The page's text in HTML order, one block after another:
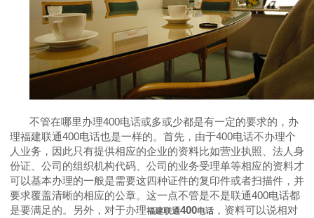
不管在哪里办理400电话或多或少都是有一定的要求的，办
理福建联通400电话也是一样的。首先，由于400电话不办理个
人业务，因此只有提供相应的企业的资料比如营业执照、法人身
份证、公司的组织机构代码、公司的业务受理单等相应的资料才
可以基本办理的一般是需要这四种证件的复印件或者扫描件，并
要求覆盖清晰的相应的公章。这一点不管是不是联通400电话都
是要满足的。另外，对于办理福建联通400电话 ，资料可以说相对